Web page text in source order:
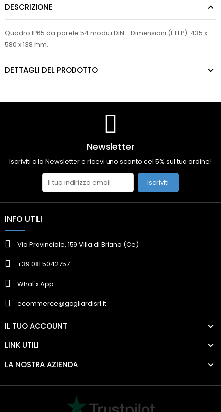
DESCRIZIONE
Quadro IP65 da parete 54 moduli DiN - Dimensioni (L H P): 435 x
580 x 138 mm.
DETTAGLI DEL PRODOTTO
Newsletter
Iscriviti alla Newsletter e ricevi uno sconto del 5% sul tuo ordine!
Iscriviti
INFO UTILI
Via Provinciale, 159 Villa di Briano (Ce)
+39 081 5042757
What's App
ecommerce@gagliardisrl.it
IL TUO ACCOUNT
LINK UTILI
LA NOSTRA AZIENDA